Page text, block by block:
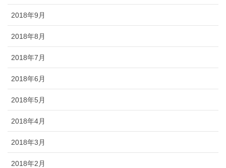
2018年9月
2018年8月
2018年7月
2018年6月
2018年5月
2018年4月
2018年3月
2018年2月